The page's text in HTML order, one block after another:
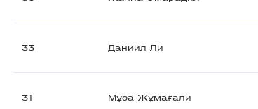
33 Даниил Ли
31 Мұса Жұмағали